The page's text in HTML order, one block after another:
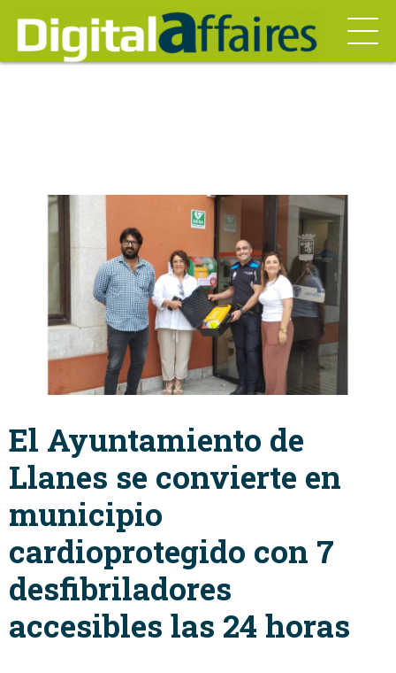
El Ayuntamiento de
Llanes se convierte en
municipio
cardioprotegido con 7
desfibriladores
accesibles las 24 horas